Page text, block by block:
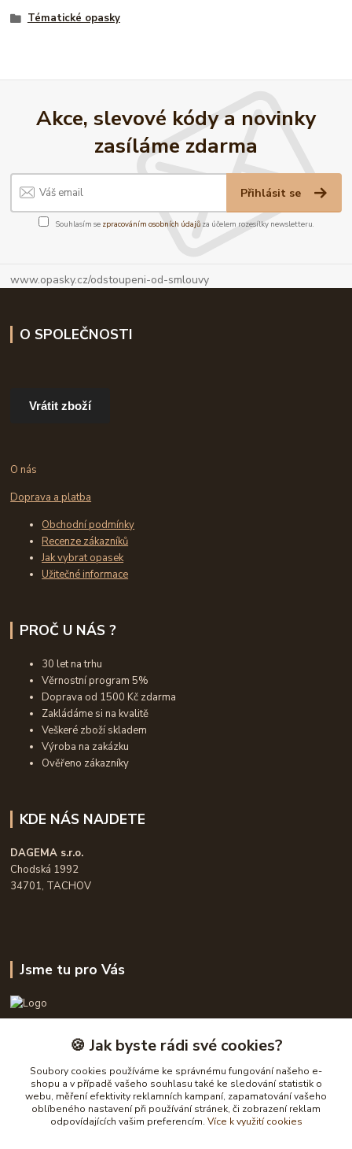
Tématické opasky
Akce, slevové kódy a novinky
zasíláme zdarma
Přihlásit se
Souhlasím se zpracováním osobních údajůza účelem rozesílky newsletteru.
www.opasky.cz/odstoupeni-od-smlouvy
O SPOLEČNOSTI
Vrátit zboží
O nás
Doprava a platba
Obchodní podmínky
Recenze zákazníků
Jak vybrat opasek
Užitečné informace
PROČ U NÁS ?
30 let na trhu
Věrnostní program 5%
Doprava od 1500 Kč zdarma
Zakládáme si na kvalitě
Veškeré zboží skladem
Výroba na zakázku
Ověřeno zákazníky
KDE NÁS NAJDETE
DAGEMA s.r.o.
Chodská 1992
34701, TACHOV
Jsme tu pro Vás
Frühauf Emanuel, Havelková Dagmar
777632148, 777 832 148
obchod@opasky.cz
🍪 Jak byste rádi své cookies?
Soubory cookies používáme ke správnému fungování našeho e-
shopu a v případě vašeho souhlasu také ke sledování statistik o
webu, měření efektivity reklamních kampaní, zapamatování vašeho
oblíbeného nastavení při používání stránek, či zobrazení reklam
odpovídajících vašim preferencím. Více k využití cookies